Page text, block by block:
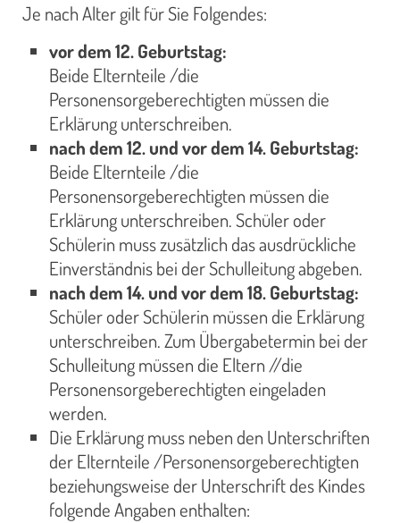
Je nach Alter gilt für Sie Folgendes:
vor dem 12. Geburtstag:
Beide Elternteile /die
Personensorgeberechtigten müssen die
Erklärung unterschreiben.
nach dem 12. und vor dem 14. Geburtstag:
Beide Elternteile /die
Personensorgeberechtigten müssen die
Erklärung unterschreiben. Schüler oder
Schülerin muss zusätzlich das ausdrückliche
Einverständnis bei der Schulleitung abgeben.
nach dem 14. und vor dem 18. Geburtstag:
Schüler oder Schülerin müssen die Erklärung
unterschreiben. Zum Übergabetermin bei der
Schulleitung müssen die Eltern //die
Personensorgeberechtigten eingeladen
werden.
Die Erklärung muss neben den Unterschriften
der Elternteile /Personensorgeberechtigten
beziehungsweise der Unterschrift des Kindes
folgende Angaben enthalten: